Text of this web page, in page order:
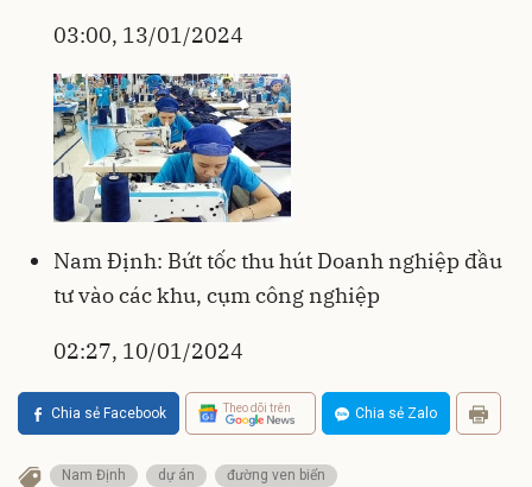
03:00, 13/01/2024
Nam Định: Bứt tốc thu hút Doanh nghiệp đầu
tư vào các khu, cụm công nghiệp
02:27, 10/01/2024
Chia sẻ Facebook Theo dõi trên Chia sẻ Zalo
Nam Định dự án đường ven biển